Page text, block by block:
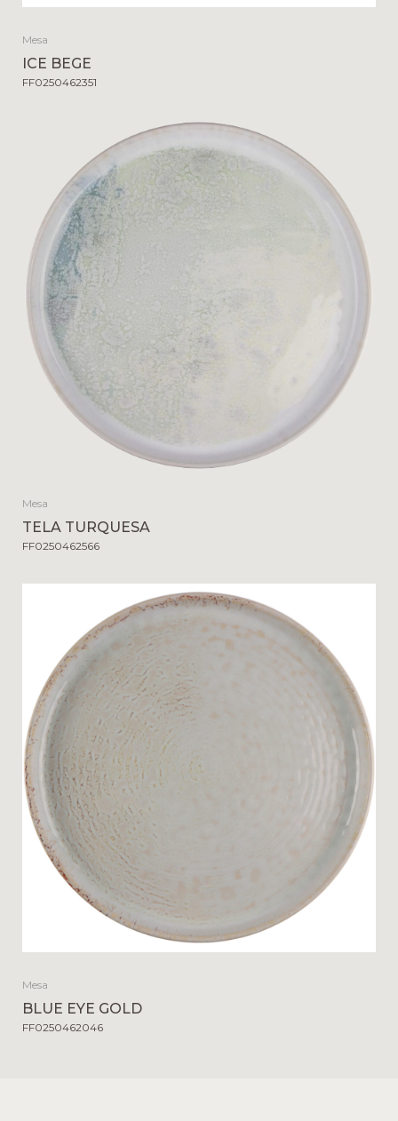
Mesa
ICE BEGE
FF0250462351
Mesa
TELA TURQUESA
FF0250462566
Mesa
BLUE EYE GOLD
FF0250462046